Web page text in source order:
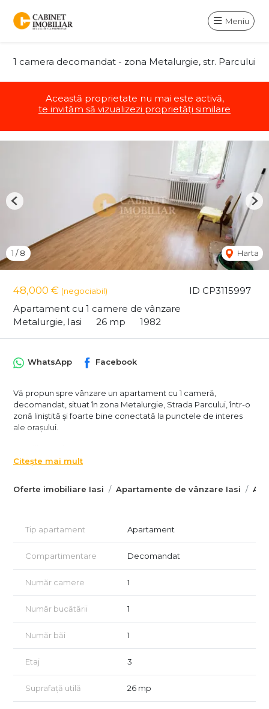
Meniu
1 camera decomandat - zona Metalurgie, str. Parcului
Această proprietate nu mai este activă,
te invităm să vizualizezi proprietăți similare
ID CP3115997
48,000 € (negociabil)
Apartament cu 1 camere de vânzare
Metalurgie, Iasi
26 mp 1982
1 /8 Harta
Previous
Oferte imobiliare Iasi Apartamente de vânzare Iasi
WhatsApp Facebook
Vă propun spre vânzare un apartament cu 1 cameră,
decomandat, situat în zona Metalurgie, Strada Parcului, într-o
zonă liniștită și foarte bine conectată la punctele de interes
ale orașului.
- Suprafață: 26 mp
- Apartament renovat
- Aproape de școli, magazine și alte facilități
- Acces rapid la mijloace de transport în comun
- Zonă liniștită, ideală atât pentru locuit, cât și pentru investiție
Preț: 48.000 EUR negociabil
Citește mai mult
Tip apartament Apartament
Compartimentare Decomandat
Număr camere 1
Număr bucătării 1
Număr băi 1
Etaj 3
Suprafață utilă 26 mp